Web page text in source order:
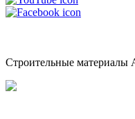
Строительные материалы